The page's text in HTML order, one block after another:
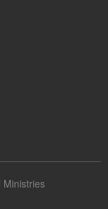
Ministries